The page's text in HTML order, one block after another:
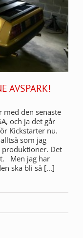
AVSPARK!
med den senaste
och ja det går
Kickstarter nu.
som jag
Det
Men jag har
ska bli så [...]